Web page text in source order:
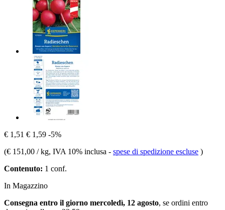
€ 1,51 € 1,59 -5%
(€ 151,00 / kg, IVA 10% inclusa - spese di spedizione escluse )
Contenuto: 1 conf.
In Magazzino
Consegna entro il giorno mercoledì, 12 agosto, se ordini entro